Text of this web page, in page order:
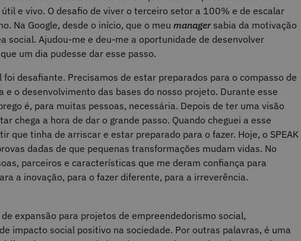
e vivo. O desafio de viver o terceiro setor a 100% e de escalar
Na Google, desde o início, que o meu manager sabia da motivação
social. Ajudou-me e deu-me a oportunidade de desenvolver
um dia pudesse dar esse passo.
desafiante. Precisamos de estar preparados para o compasso de
e o desenvolvimento das bases do nosso projeto. Durante esse
é, para muitas pessoas, necessária. Depois de ter uma visão
chega a hora de dar o grande passo. Quando cheguei a esse
que tinha de arriscar e estar preparado para o fazer. Hoje, o SPEAK
dadas de que pequenas transformações mudam vidas. No
parceiros e características que me deram confiança para
a inovação, para o fazer diferente, para a irreverência.
expansão para projetos de empreendedorismo social,
impacto social positivo na sociedade. Por outras palavras, é uma